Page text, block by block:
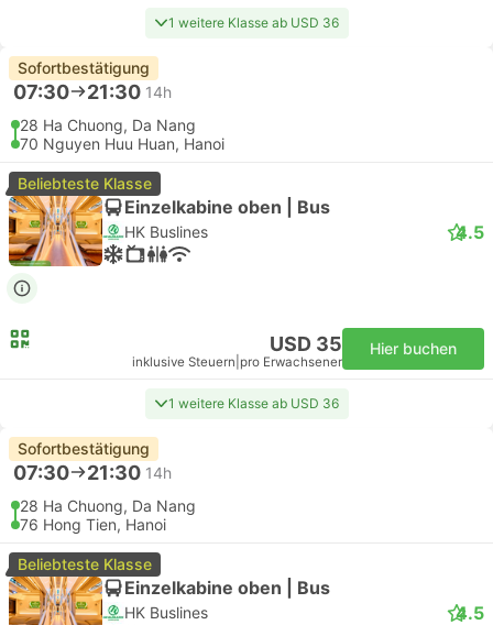
1 weitere Klasse ab USD 36
Sofortbestätigung
07:30 21:30 14h
28 Ha Chuong, Da Nang
70 Nguyen Huu Huan, Hanoi
Beliebteste Klasse
Einzelkabine oben | Bus
HK Buslines 4.5
USD 35
inklusive Steuern pro Erwachsener
Hier buchen
1 weitere Klasse ab USD 36
Sofortbestätigung
07:30 21:30 14h
28 Ha Chuong, Da Nang
76 Hong Tien, Hanoi
Beliebteste Klasse
Einzelkabine oben | Bus
HK Buslines 4.5